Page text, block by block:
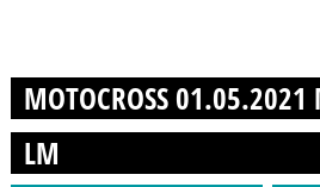
MOTOCROSS 01.05.2021
LM